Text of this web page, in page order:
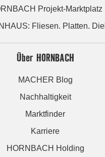
Projekt-Marktplatz
Fliesen. Platten.
Über HORNBACH
MACHER Blog
Nachhaltigkeit
Marktfinder
Karriere
HORNBACH Holding